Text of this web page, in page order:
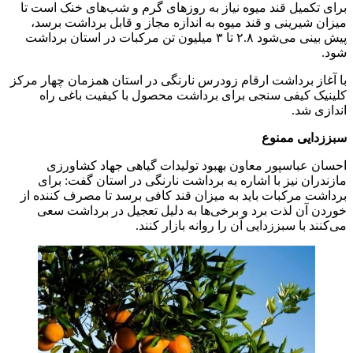
برای تکمیل قند میوه نیاز به روزهای گرم و شب‌های خنک است تا
میزان شیرینی و قند میوه به اندازه مجاز و قابل برداشت برسد،
پیش بینی می‌شود ۲.۸ تا ۳ میلیون تن مرکبات در استان برداشت
شود.
با آغاز برداشت ارقام زودرس نارنگی در استان همزمان چهار مرکز
کلینیک کیفی سنجی برای برداشت محصول با کیفیت باغی راه
اندازی شد.
سبززدایی ممنوع
احسان عباسپور معاون بهبود تولیدات گیاهی جهاد کشاورزی
مازندران نیز با اشاره به برداشت نارنگی در استان گفت: برای
برداشت مرکبات باید به میزان قند کافی برسد تا مصرف کننده از
خوردن آن لذت برد و برخی‌ها به دلیل تعجیل در برداشت سعی
می‌کنند با سبززدایی آن را روانه بازار کنند.